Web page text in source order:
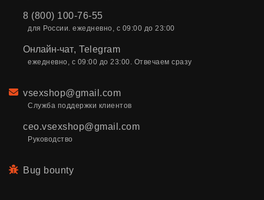
8 (800) 100-76-55
для России. ежедневно, с 09:00 до 23:00
Онлайн-чат, Telegram
ежедневно, с 09:00 до 23:00. Отвечаем сразу
Email
vsexshop@gmail.com
Служба поддержки клиентов
ceo.vsexshop@gmail.com
Руководство
Bug bounty